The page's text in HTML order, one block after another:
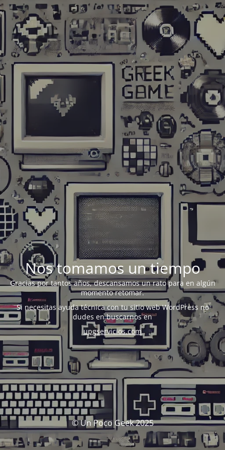
Nos tomamos un tiempo
Gracias por tantos años, descansamos un rato para en algún
momento retomar.
Si necesitas ayuda técnica con tu sitio web WordPress no
dudes en buscarnos en
upgservicios.com
© Un Poco Geek 2025